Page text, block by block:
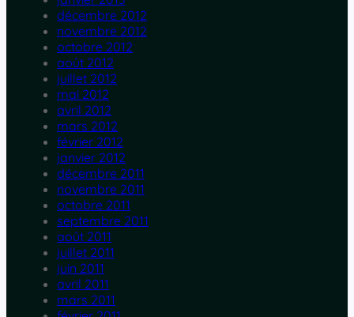
décembre 2012
novembre 2012
octobre 2012
août 2012
juillet 2012
mai 2012
avril 2012
mars 2012
février 2012
janvier 2012
décembre 2011
novembre 2011
octobre 2011
septembre 2011
août 2011
juillet 2011
juin 2011
avril 2011
mars 2011